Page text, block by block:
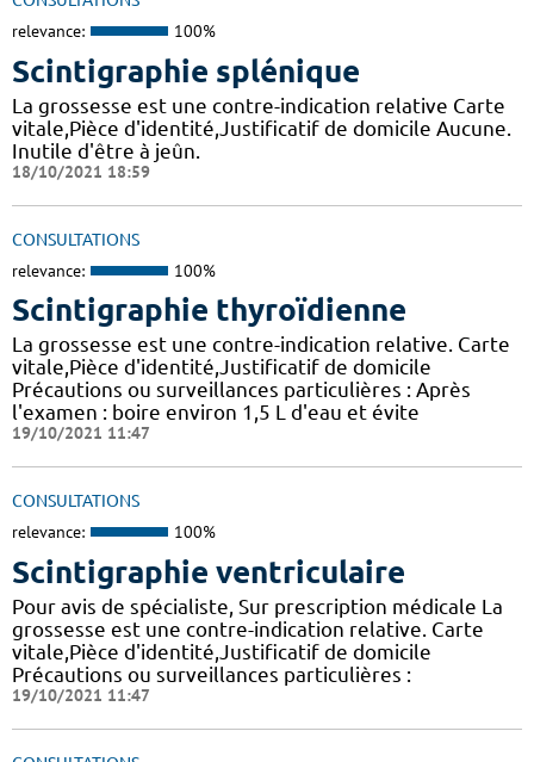
relevance: 100%
Scintigraphie splénique
La grossesse est une contre-indication relative Carte
vitale,Pièce d'identité,Justificatif de domicile Aucune.
Inutile d'être à jeûn.
18/10/2021 18:59
CONSULTATIONS
relevance: 100%
Scintigraphie thyroïdienne
La grossesse est une contre-indication relative. Carte
vitale,Pièce d'identité,Justificatif de domicile
Précautions ou surveillances particulières : Après
l'examen : boire environ 1,5 L d'eau et évite
19/10/2021 11:47
CONSULTATIONS
relevance: 100%
Scintigraphie ventriculaire
Pour avis de spécialiste, Sur prescription médicale La
grossesse est une contre-indication relative. Carte
vitale,Pièce d'identité,Justificatif de domicile
Précautions ou surveillances particulières :
19/10/2021 11:47